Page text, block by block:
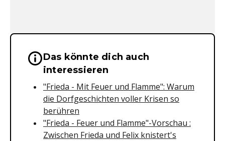
Wichtige Hinweise &
Das könnte dich auch
interessieren
"Frieda - Mit Feuer und Flamme": Warum
die Dorfgeschichten voller Krisen so
berühren
"Frieda - Feuer und Flamme"-Vorschau :
Zwischen Frieda und Felix knistert's